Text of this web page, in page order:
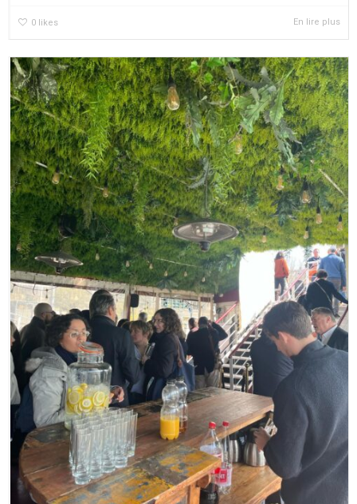
0 likes En lire plus